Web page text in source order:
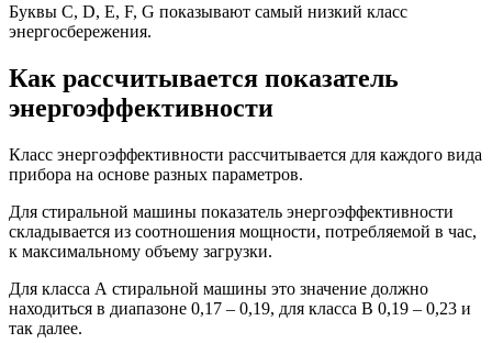
Буквы C, D, E, F, G показывают самый низкий класс
энергосбережения.
Как рассчитывается показатель
энергоэффективности
Класс энергоэффективности рассчитывается для каждого вида
прибора на основе разных параметров.
Для стиральной машины показатель энергоэффективности
складывается из соотношения мощности, потребляемой в час,
к максимальному объему загрузки.
Для класса А стиральной машины это значение должно
находиться в диапазоне 0,17 – 0,19, для класса В 0,19 – 0,23 и
так далее.